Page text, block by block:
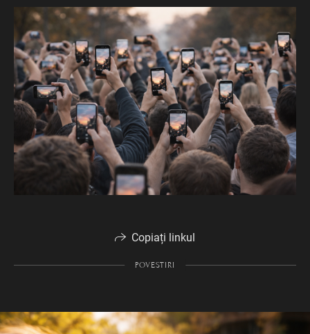
Copiați linkul
POVESTIRI